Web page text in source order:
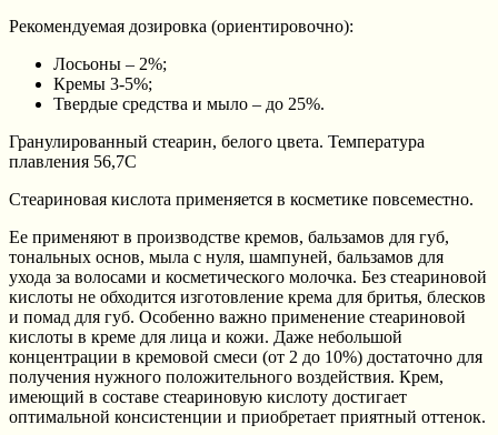
Рекомендуемая дозировка (ориентировочно):
Лосьоны – 2%;
Кремы 3-5%;
Твердые средства и мыло – до 25%.
Гранулированный стеарин, белого цвета. Температура
плавления 56,7С
Стеариновая кислота применяется в косметике повсеместно.
Ее применяют в производстве кремов, бальзамов для губ,
тональных основ, мыла с нуля, шампуней, бальзамов для
ухода за волосами и косметического молочка. Без стеариновой
кислоты не обходится изготовление крема для бритья, блесков
и помад для губ. Особенно важно применение стеариновой
кислоты в креме для лица и кожи. Даже небольшой
концентрации в кремовой смеси (от 2 до 10%) достаточно для
получения нужного положительного воздействия. Крем,
имеющий в составе стеариновую кислоту достигает
оптимальной консистенции и приобретает приятный оттенок.